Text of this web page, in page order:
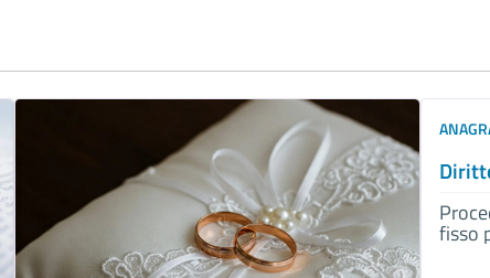
fisso